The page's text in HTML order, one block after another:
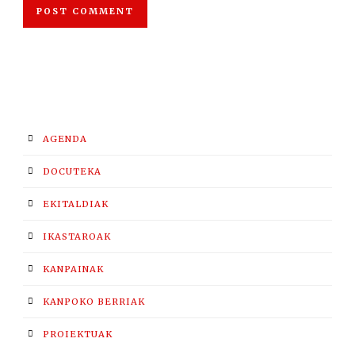
AGENDA
DOCUTEKA
EKITALDIAK
IKASTAROAK
KANPAINAK
KANPOKO BERRIAK
PROIEKTUAK